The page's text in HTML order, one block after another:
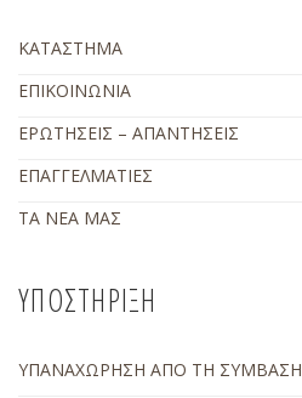
ΚΑΤΑΣΤΗΜΑ
ΕΠΙΚΟΙΝΩΝΙΑ
ΕΡΩΤΗΣΕΙΣ – ΑΠΑΝΤΗΣΕΙΣ
ΕΠΑΓΓΕΛΜΑΤΙΕΣ
ΤΑ ΝΕΑ ΜΑΣ
ΥΠΟΣΤΗΡΙΞΗ
ΥΠΑΝΑΧΩΡΗΣΗ ΑΠΟ ΤΗ ΣΥΜΒΑΣΗ